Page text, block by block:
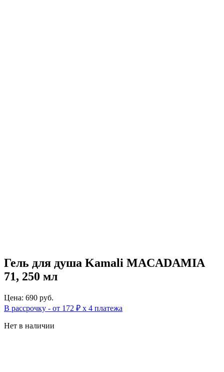
Гель для душа Kamali MACADAMIA
71, 250 мл
Цена: 690 руб.
В рассрочку - от 172 ₽ х 4 платежа
Нет в наличии